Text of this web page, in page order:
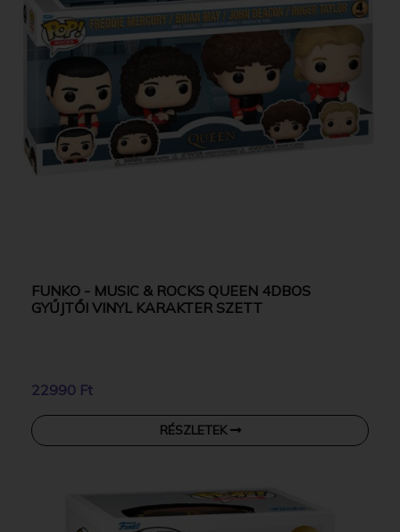
FUNKO - MUSIC & ROCKS QUEEN 4DBOS
GYŰJTŐI VINYL KARAKTER SZETT
22990 Ft
RÉSZLETEK